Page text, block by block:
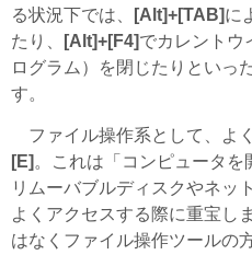
る状況下では、
[Alt]+[TAB]に
たり、
[Alt]+[F4]でカレントウ
ログラム）を閉じたりといっ
す。
ファイル操作系として、よ
[E] 。これは「コンピュータを
リムーバブルディスクやネッ
よくアクセスする際に重宝し
はなくファイル操作ツールの